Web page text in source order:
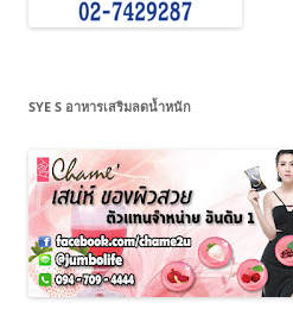
SYE S อาหารเสริมลดน้ำหนัก